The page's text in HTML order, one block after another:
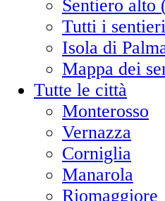
Sentiero alto
Tutti i
Isola di
Mappa dei
Tutte le città
Monterosso
Vernazza
Corniglia
Manarola
Riomaggiore